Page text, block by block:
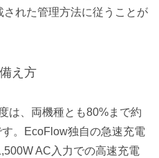
れた管理方法に従うことが
え方
は、両機種とも80%まで約
。EcoFlow独自の急速充電
AC入力での高速充電